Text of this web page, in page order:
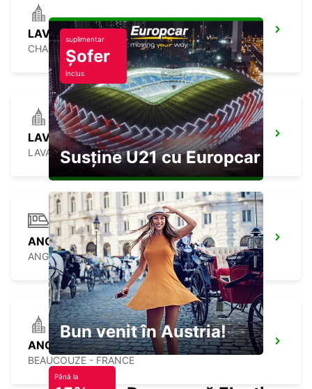
LAVAL
CHANGE - FRANCE
LAVAL WEST
LAVAL - FRANCE
ANGERS SAINT LAUD GARE
ANGERS - FRANCE
ANGERS BEAUCOUZE
BEAUCOUZE - FRANCE
suplimentar
Șofer
inclus
Susține U21 cu Europcar
Bun venit în Austria!
Până la